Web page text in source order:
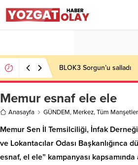
BLOK3 Sorgun’u salladı
Memur esnaf ele ele
Anasayfa GÜNDEM, Merkez,Tüm Manşetler
Memur Sen İl Temsilciliği, İnfak
ve Lokantacılar Odası Başkanlığınca
esnaf, el ele” kampanyası kapsamında